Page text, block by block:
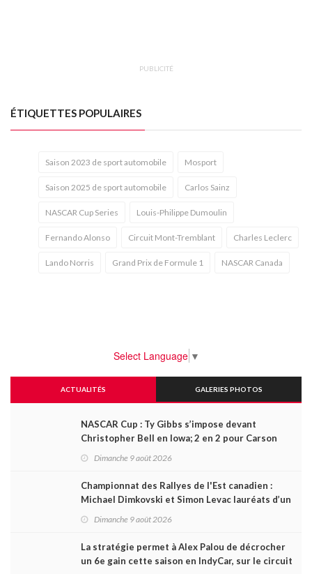
PUBLICITÉ
ÉTIQUETTES POPULAIRES
Saison 2023 de sport automobile Mosport
Saison 2025 de sport automobile Carlos Sainz
NASCAR Cup Series Louis-Philippe Dumoulin
Fernando Alonso Circuit Mont-Tremblant Charles Leclerc
Lando Norris Grand Prix de Formule 1 NASCAR Canada
Select Language ▼
ACTUALITÉS GALERIES PHOTOS
NASCAR Cup : Ty Gibbs s’impose devant
Christopher Bell en Iowa; 2 en 2 pour Carson
Dimanche 9 août 2026
Championnat des Rallyes de l'Est canadien :
Michael Dimkovski et Simon Levac lauréats d’un
Dimanche 9 août 2026
La stratégie permet à Alex Palou de décrocher
un 6e gain cette saison en IndyCar, sur le circuit